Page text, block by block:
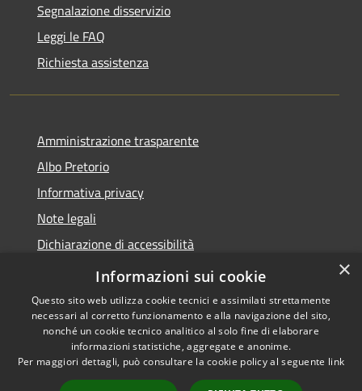
Segnalazione disservizio
Leggi le FAQ
Richiesta assistenza
Amministrazione trasparente
Albo Pretorio
Informativa privacy
Note legali
Dichiarazione di accessibilità
Informativa Privacy Videosorveglianza
Accessibilità
Copyright © 2026 • Comune di
Valderice • Powered by
×
Informazioni sui cookie
Questo sito web utilizza cookie tecnici e assimilati strettamente
necessari al corretto funzionamento e alla navigazione del sito,
nonché un cookie tecnico analitico al solo fine di elaborare
informazioni statistiche, aggregate e anonime.
Per maggiori dettagli, può consultare la cookie policy al seguente link